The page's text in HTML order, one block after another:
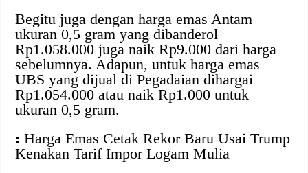
Begitu juga dengan harga emas Antam
ukuran 0,5 gram yang dibanderol
Rp1.058.000 juga naik Rp9.000 dari harga
sebelumnya. Adapun, untuk harga emas
UBS yang dijual di Pegadaian dihargai
Rp1.054.000 atau naik Rp1.000 untuk
ukuran 0,5 gram.
: Harga Emas Cetak Rekor Baru Usai Trump
Kenakan Tarif Impor Logam Mulia